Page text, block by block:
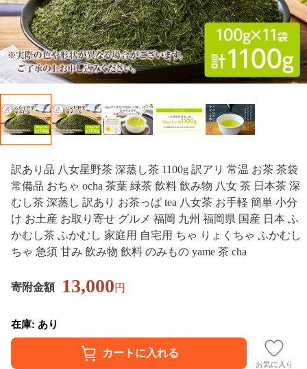
訳あり品 八女星野茶 深蒸し茶 1100g 訳アリ 常温 お茶 茶袋
常備品 おちゃ ocha 茶葉 緑茶 飲料 飲み物 八女 茶 日本茶 深
むし茶 深蒸し 訳あり お茶っぱ tea 八女茶 お手軽 簡単 小分
け お土産 お取り寄せ グルメ 福岡 九州 福岡県 国産 日本 ふ
かむし茶 ふかむし 家庭用 自宅用 ちゃ りょくちゃ ふかむし
ちゃ 急須 甘み 飲み物 飲料 のみもの yame 茶 cha
寄附金額 13,000円
在庫: あり
お気に入り